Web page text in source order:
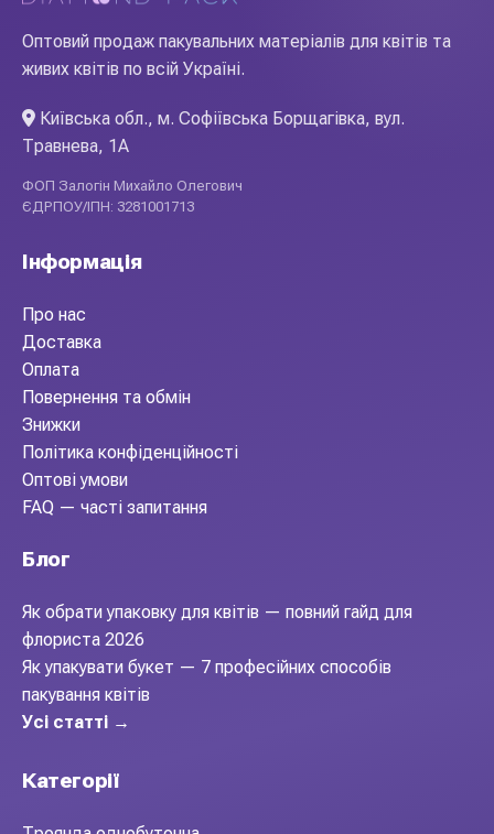
Оптовий продаж пакувальних матеріалів для квітів та
живих квітів по всій Україні.
Київська обл., м. Софіївська Борщагівка, вул.
Травнева, 1А
ФОП Залогін Михайло Олегович
ЄДРПОУ/ІПН: 3281001713
Інформація
Про нас
Доставка
Оплата
Повернення та обмін
Знижки
Політика конфіденційності
Оптові умови
FAQ — часті запитання
Блог
Як обрати упаковку для квітів — повний гайд для
флориста 2026
Як упакувати букет — 7 професійних способів
пакування квітів
Усі статті →
Категорії